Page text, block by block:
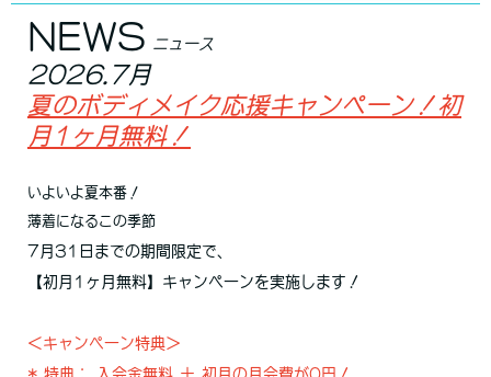
NEWS ニュース
2026.7月
夏のボディメイク応援キャンペーン！初
月1ヶ月無料！
いよいよ夏本番！
薄着になるこの季節
7月31日までの期間限定で、
【初月1ヶ月無料】キャンペーンを実施します！
＜キャンペーン特典＞
* 特典： 入会金無料 ＋ 初月の月会費が0円！